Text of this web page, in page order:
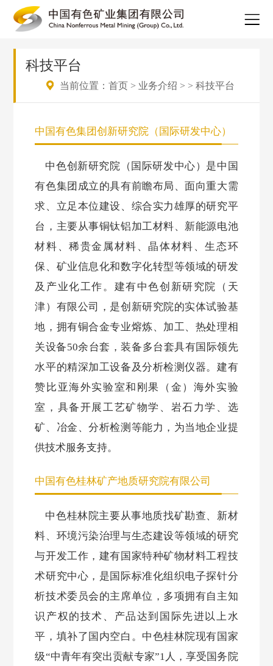
科技平台
当前位置：首页 > 业务介绍 > >科技平台
中国有色集团创新研究院（国际研发中心）
中色创新研究院（国际研发中心）是中国
有色集团成立的具有前瞻布局、面向重大需
求、立足本位建设、综合实力雄厚的研究平
台，主要从事铜钛铝加工材料、新能源电池
材料、稀贵金属材料、晶体材料、生态环
保、矿业信息化和数字化转型等领域的研发
及产业化工作。建有中色创新研究院（天
津）有限公司，是创新研究院的实体试验基
地，拥有铜合金专业熔炼、加工、热处理相
关设备50余台套，装备多台套具有国际领先
水平的精深加工设备及分析检测仪器。建有
赞比亚海外实验室和刚果（金）海外实验
室，具备开展工艺矿物学、岩石力学、选
矿、冶金、分析检测等能力，为当地企业提
供技术服务支持。
中国有色桂林矿产地质研究院有限公司
中色桂林院主要从事地质找矿勘查、新材
料、环境污染治理与生态建设等领域的研究
与开发工作，建有国家特种矿物材料工程技
术研究中心，是国际标准化组织电子探针分
析技术委员会的主席单位，多项拥有自主知
识产权的技术、产品达到国际先进以上水
平，填补了国内空白。中色桂林院现有国家
级“中青年有突出贡献专家”1人，享受国务院